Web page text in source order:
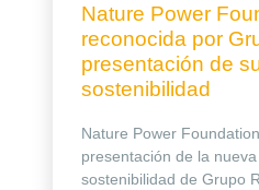
Nature Power
reconocida por
presentación de
sostenibilidad
Nature Power
presentación de la
sostenibilidad de Grupo